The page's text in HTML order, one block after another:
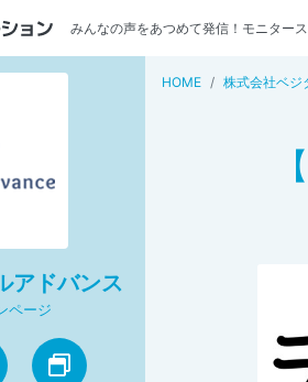
みんなの声をあつめて発信！モニター
HOME 株式会社ベジ
アドバンス
ページ